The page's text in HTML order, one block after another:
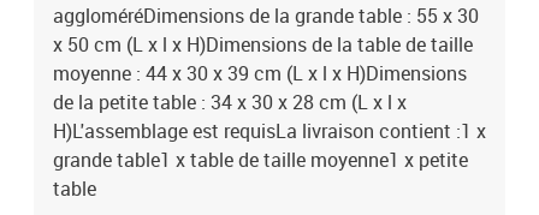
aggloméréDimensions de la grande table : 55 x 30
x 50 cm (L x l x H)Dimensions de la table de taille
moyenne : 44 x 30 x 39 cm (L x l x H)Dimensions
de la petite table : 34 x 30 x 28 cm (L x l x
H)L'assemblage est requisLa livraison contient :1 x
grande table1 x table de taille moyenne1 x petite
table